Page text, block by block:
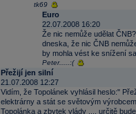
tk69
Euro
22.07.2008 16:20
Že nic nemůže udělat
dneska, že nic ČNB
by mohla vést ke snížení
Peter.....:(
Přežijí jen silní
21.07.2008 12:27
Vidím, že Topolánek vyhlásil heslo:"
elektrárny a stát se světovým
Topolánka a zbytek vlády .... určitě